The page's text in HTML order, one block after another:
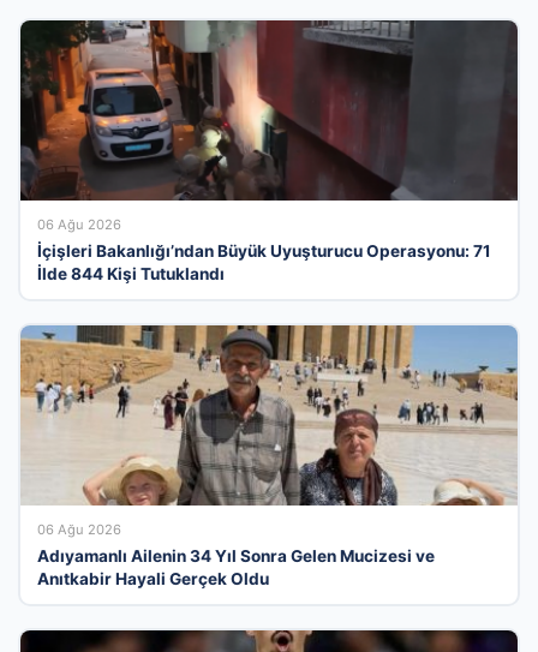
06 Ağu 2026
İçişleri Bakanlığı’ndan Büyük Uyuşturucu Operasyonu: 71
İlde 844 Kişi Tutuklandı
06 Ağu 2026
Adıyamanlı Ailenin 34 Yıl Sonra Gelen Mucizesi ve
Anıtkabir Hayali Gerçek Oldu